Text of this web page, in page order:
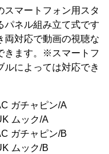
スマートフォン用スタ
パネル組み立て式です
両対応で動画の視聴な
きます。※スマートフ
ルによっては対応でき
ガチャピン/A
ムック/A
ガチャピン/B
ムック/B